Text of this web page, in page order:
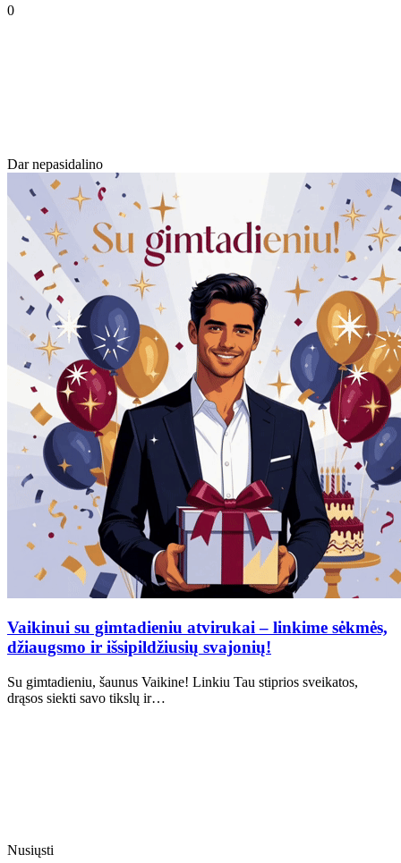
0
Dar nepasidalino
Vaikinui su gimtadieniu atvirukai – linkime sėkmės,
džiaugsmo ir išsipildžiusių svajonių!
Su gimtadieniu, šaunus Vaikine! Linkiu Tau stiprios sveikatos,
drąsos siekti savo tikslų ir…
Nusiųsti